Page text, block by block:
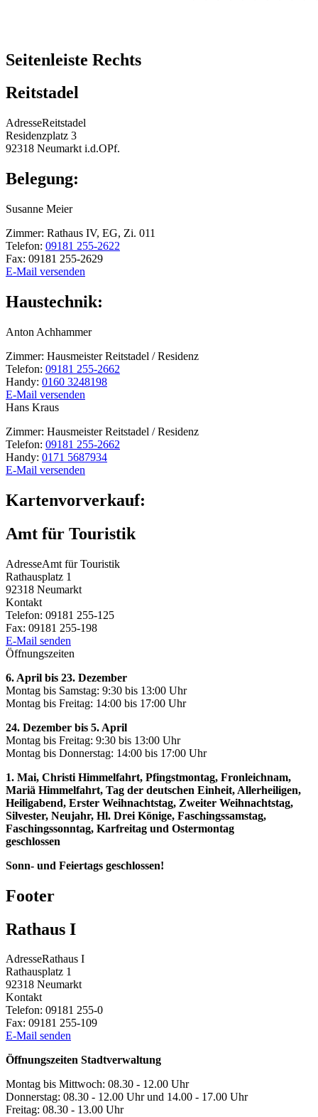
Seitenleiste Rechts
Reitstadel
AdresseReitstadel
Residenzplatz 3
92318 Neumarkt i.d.OPf.
Belegung:
Susanne Meier
Zimmer: Rathaus IV, EG, Zi. 011
Telefon: 09181 255-2622
Fax: 09181 255-2629
E-Mail versenden
Haustechnik:
Anton Achhammer
Zimmer: Hausmeister Reitstadel / Residenz
Telefon: 09181 255-2662
Handy: 0160 3248198
E-Mail versenden
Hans Kraus
Zimmer: Hausmeister Reitstadel / Residenz
Telefon: 09181 255-2662
Handy: 0171 5687934
E-Mail versenden
Kartenvorverkauf:
Amt für Touristik
AdresseAmt für Touristik
Rathausplatz 1
92318 Neumarkt
Kontakt
Telefon: 09181 255-125
Fax: 09181 255-198
E-Mail senden
Öffnungszeiten
6. April bis 23. Dezember
Montag bis Samstag: 9:30 bis 13:00 Uhr
Montag bis Freitag: 14:00 bis 17:00 Uhr
24. Dezember bis 5. April
Montag bis Freitag: 9:30 bis 13:00 Uhr
Montag bis Donnerstag: 14:00 bis 17:00 Uhr
1. Mai, Christi Himmelfahrt, Pfingstmontag, Fronleichnam,
Mariä Himmelfahrt, Tag der deutschen Einheit, Allerheiligen,
Heiligabend, Erster Weihnachtstag, Zweiter Weihnachtstag,
Silvester, Neujahr, Hl. Drei Könige, Faschingssamstag,
Faschingssonntag, Karfreitag und Ostermontag
geschlossen
Sonn- und Feiertags geschlossen!
Footer
Rathaus I
AdresseRathaus I
Rathausplatz 1
92318 Neumarkt
Kontakt
Telefon: 09181 255-0
Fax: 09181 255-109
E-Mail senden
Öffnungszeiten Stadtverwaltung
Montag bis Mittwoch: 08.30 - 12.00 Uhr
Donnerstag: 08.30 - 12.00 Uhr und 14.00 - 17.00 Uhr
Freitag: 08.30 - 13.00 Uhr